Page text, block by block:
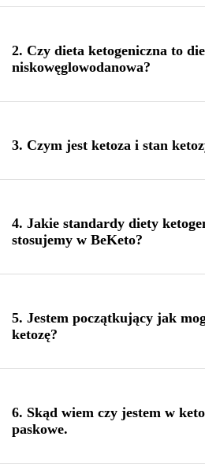
Dieta ketogeniczna
2. Czy dieta ketogeniczna to
niskowęglowodanowa?
dietą keto a
niskowęglowodanowymi
3. Czym jest ketoza i stan
4. Jakie standardy diety
stosujemy w BeKeto?
5. Jestem początkujący jak
ketozę?
6. Skąd wiem czy jestem w
paskowe.